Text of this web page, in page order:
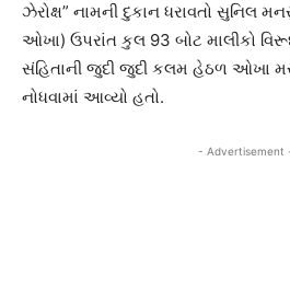
ઝેરોક્ષ” નામની દુકાન ધરાવતો સુનિલ
ઓખા) ઉપરાંત કુલ 93 બોટ માલીકો
સંહિતાની જુદી જુદી કલમ હેઠળ ઓખા
નોધવામાં આવ્યો હતો.
- Advertisement